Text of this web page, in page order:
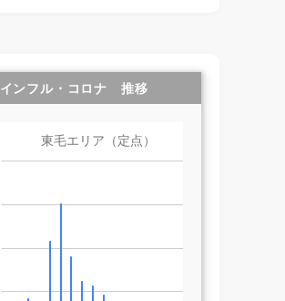
インフル・コロナ 推移